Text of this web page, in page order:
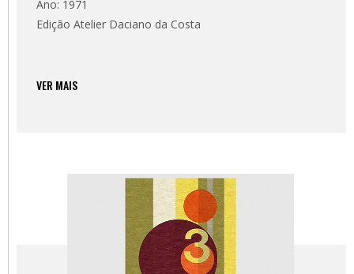
Ano: 1971
Edição Atelier Daciano da Costa
VER MAIS